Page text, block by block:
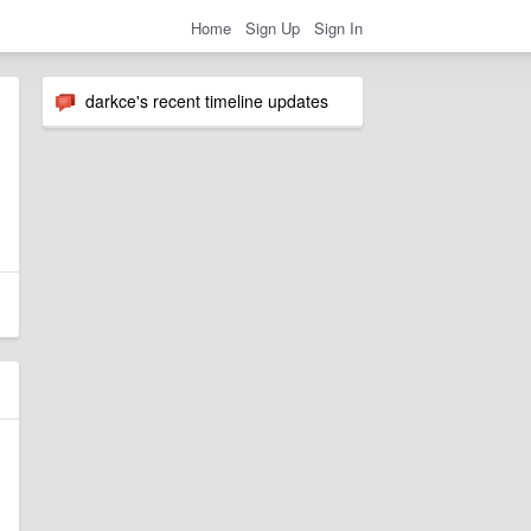
Home Sign Up Sign In
darkce's recent timeline updates